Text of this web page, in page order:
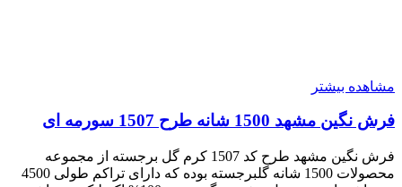
مشاهده بیشتر
فرش نگین مشهد 1500 شانه طرح 1507 سورمه ای
فرش نگین مشهد طرح کد 1507 کرم گل برجسته از مجموعه
محصولات 1500 شانه گلبرجسته بوده که دارای تراکم طولی 4500